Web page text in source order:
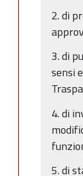
2. di
3. di
sensi
4. di
5. di